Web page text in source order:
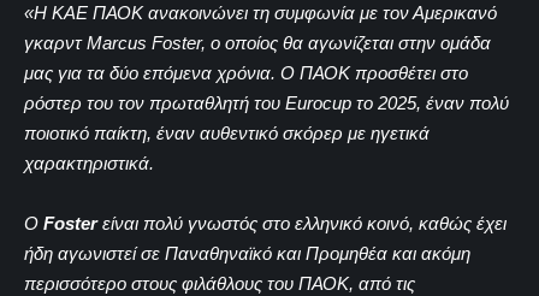
«Η ΚΑΕ ΠΑΟΚ ανακοινώνει τη συμφωνία με τον Αμερικανό
γκαρντ Marcus Foster, ο οποίος θα αγωνίζεται στην ομάδα
μας για τα δύο επόμενα χρόνια. Ο ΠΑΟΚ προσθέτει στο
ρόστερ του τον πρωταθλητή του Eurocup το 2025, έναν πολύ
ποιοτικό παίκτη, έναν αυθεντικό σκόρερ με ηγετικά
χαρακτηριστικά.
Ο Fosterείναι πολύ γνωστός στο ελληνικό κοινό, καθώς έχει
ήδη αγωνιστεί σε Παναθηναϊκό και Προμηθέα και ακόμη
περισσότερο στους φιλάθλους του ΠΑΟΚ, από τις